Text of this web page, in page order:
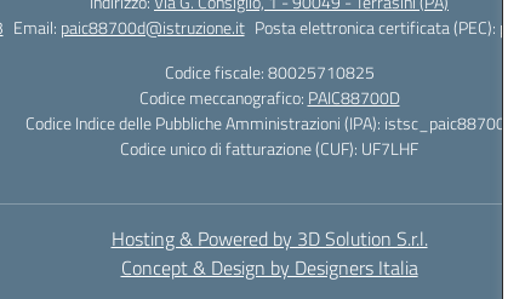
Email: paic88700d@istruzione.it Posta elettronica certificata (PEC):
Codice fiscale: 80025710825
Codice meccanografico: PAIC88700D
Codice Indice delle Pubbliche Amministrazioni (IPA): istsc_paic88700d
Codice unico di fatturazione (CUF): UF7LHF
Hosting & Powered by 3D Solution S.r.l.
Concept & Design by Designers Italia